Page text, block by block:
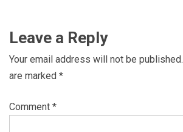
Leave a Reply
Your email address will not be published.
are marked *
Comment *